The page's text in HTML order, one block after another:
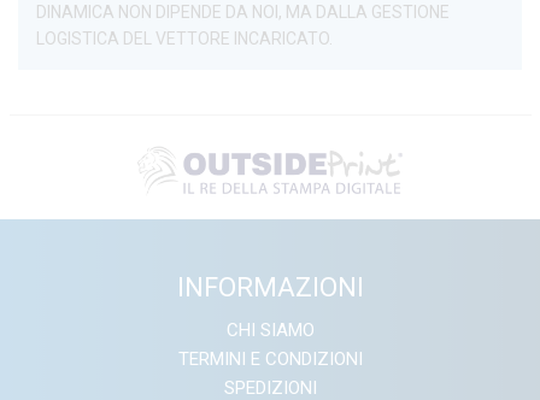
DINAMICA NON DIPENDE DA NOI, MA DALLA GESTIONE
LOGISTICA DEL VETTORE INCARICATO.
INFORMAZIONI
CHI SIAMO
TERMINI E CONDIZIONI
SPEDIZIONI